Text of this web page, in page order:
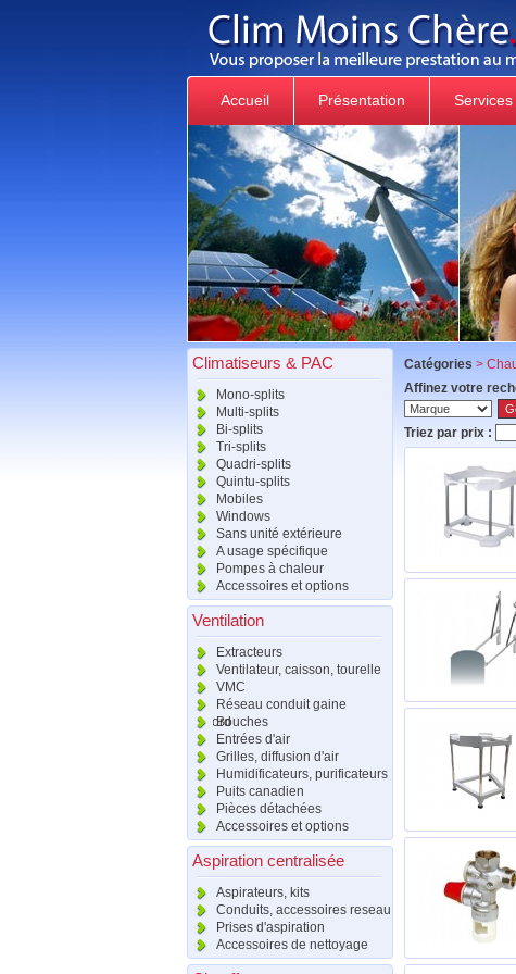
Accueil Présentation Services
Climatiseurs & PAC
Mono-splits
Multi-splits
Bi-splits
Tri-splits
Quadri-splits
Quintu-splits
Mobiles
Windows
Sans unité extérieure
A usage spécifique
Pompes à chaleur
Accessoires et options
Ventilation
Extracteurs
Ventilateur, caisson, tourelle
VMC
Réseau conduit gaine
raccordBouches
Entrées d'air
Grilles, diffusion d'air
Humidificateurs, purificateurs
Puits canadien
Pièces détachées
Accessoires et options
Aspiration centralisée
Aspirateurs, kits
Conduits, accessoires reseau
Prises d'aspiration
Accessoires de nettoyage
Catégories >
Affinez votre
Triez par prix :